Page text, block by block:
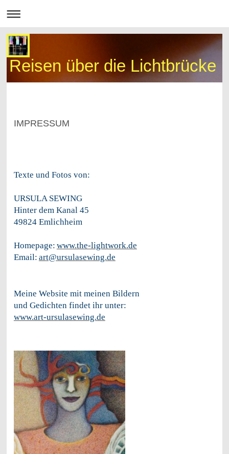
Reisen über die Lichtbrücke
IMPRESSUM
Texte und Fotos von:
URSULA SEWING
Hinter dem Kanal 45
49824 Emlichheim
Homepage: www.the-lightwork.de
Email: art@ursulasewing.de
Meine Website mit meinen Bildern
und Gedichten findet ihr unter:
www.art-ursulasewing.de